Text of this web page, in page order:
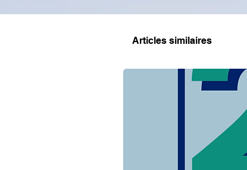
Articles similaires